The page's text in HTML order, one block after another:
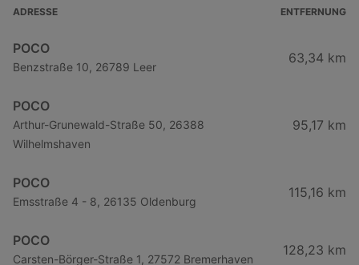
ADRESSE ENTFERNUNG
POCO
Benzstraße 10, 26789 Leer
63,34 km
POCO
Arthur-Grunewald-Straße 50, 26388
Wilhelmshaven
95,17 km
POCO
Emsstraße 4 - 8, 26135 Oldenburg
115,16 km
POCO
Carsten-Börger-Straße 1, 27572 Bremerhaven
128,23 km